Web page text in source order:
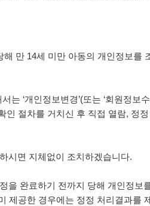
만 14세 미만 아동의 개인정보를
‘개인정보변경’(또는 ‘회원정보수
인 절차를 거치신 후 직접 열람, 정
시면 지체없이 조치하겠습니다.
을 완료하기 전까지 당해 개인정보
제공한 경우에는 정정 처리결과를